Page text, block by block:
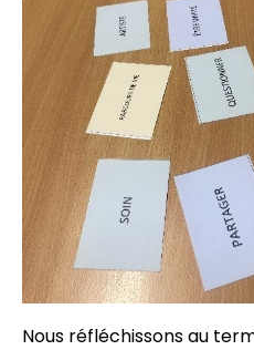
Nous réfléchissons au